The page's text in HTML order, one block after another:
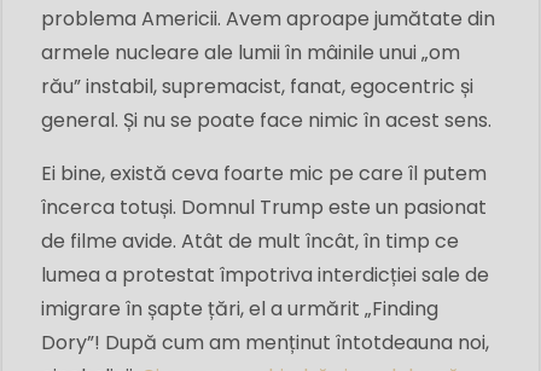
problema Americii. Avem aproape jumătate din
armele nucleare ale lumii în mâinile unui „om
rău” instabil, supremacist, fanat, egocentric și
general. Și nu se poate face nimic în acest sens.
Ei bine, există ceva foarte mic pe care îl putem
încerca totuși. Domnul Trump este un pasionat
de filme avide. Atât de mult încât, în timp ce
lumea a protestat împotriva interdicției sale de
imigrare în șapte țări, el a urmărit „Finding
Dory”! După cum am menținut întotdeauna noi,